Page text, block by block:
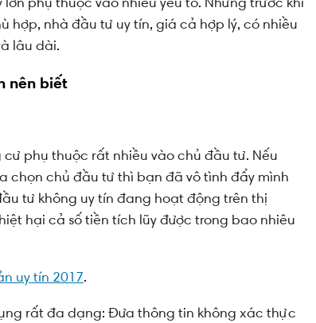
hợp, nhà đầu tư uy tín, giá cả hợp lý, có nhiều
lâu dài.
nên biết
phụ thuộc rất nhiều vào chủ đầu tư. Nếu
chọn chủ đầu tư thì bạn đã vô tình đẩy mình
tư không uy tín đang hoạt động trên thị
hại cả số tiền tích lũy được trong bao nhiêu
uy tín 2017.
rất đa dạng: Đưa thông tin không xác thực